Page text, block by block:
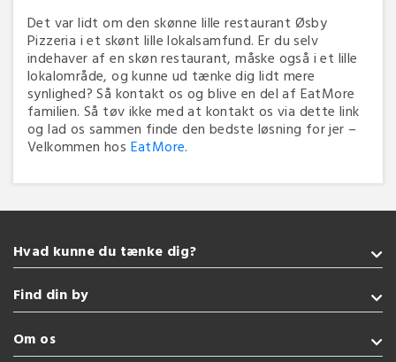
Det var lidt om den skønne lille restaurant Øsby
Pizzeria i et skønt lille lokalsamfund. Er du selv
indehaver af en skøn restaurant, måske også i et lille
lokalområde, og kunne ud tænke dig lidt mere
synlighed? Så kontakt os og blive en del af EatMore
familien. Så tøv ikke med at kontakt os via dette link
og lad os sammen finde den bedste løsning for jer –
Velkommen hos EatMore.
Hvad kunne du tænke dig?
Takeaway
Glutenfri
Amerikansk
Find din by
Sønderborg
Kolding
Om os